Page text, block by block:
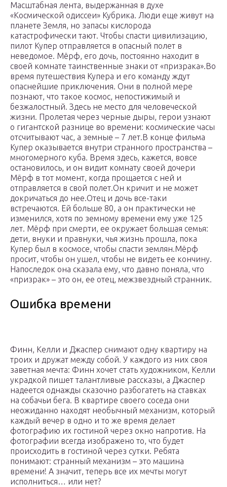
Масштабная лента, выдержанная в духе
«Космической одиссеи» Кубрика. Люди еще живут на
планете Земля, но запасы кислорода
катастрофически тают. Чтобы спасти цивилизацию,
пилот Купер отправляется в опасный полет в
неведомое. Мёрф, его дочь, постоянно находит в
своей комнате таинственные знаки от «призрака».Во
время путешествия Купера и его команду ждут
опаснейшие приключения. Они в полной мере
познают, что такое космос, непостижимый и
безжалостный. Здесь не место для человеческой
жизни. Пролетая через черные дыры, герои узнают
о гигантской разнице во времени: космические часы
отсчитывают час, а земные – 7 лет.В конце фильма
Купер оказывается внутри странного пространства –
многомерного куба. Время здесь, кажется, вовсе
остановилось, и он видит комнату своей дочери
Мёрф в тот момент, когда прощается с ней и
отправляется в свой полет.Он кричит и не может
докричаться до нее.Отец и дочь все-таки
встречаются. Ей больше 80, а он практически не
изменился, хотя по земному времени ему уже 125
лет. Мёрф при смерти, ее окружает большая семья:
дети, внуки и правнуки, чья жизнь прошла, пока
Купер был в космосе, чтобы спасти землян.Мёрф
просит, чтобы он ушел, чтобы не видеть ее кончину.
Напоследок она сказала ему, что давно поняла, что
«призрак» – это он, ее отец, межзвездный странник.
Ошибка времени
Финн, Келли и Джаспер снимают одну квартиру на
троих и дружат между собой. У каждого из них своя
заветная мечта: Финн хочет стать художником, Келли
украдкой пишет талантливые рассказы, а Джаспер
надеется однажды сказочно разбогатеть на ставках
на собачьи бега. В квартире своего соседа они
неожиданно находят необычный механизм, который
каждый вечер в одно и то же время делает
фотографию их гостиной через окно напротив. На
фотографии всегда изображено то, что будет
происходить в гостиной через сутки. Ребята
понимают: странный механизм – это машина
времени! А значит, теперь все их мечты могут
исполниться… или нет?